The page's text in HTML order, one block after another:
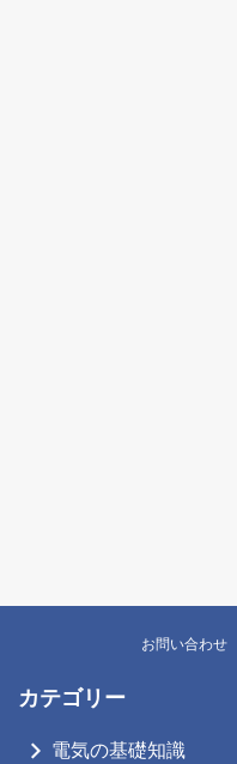
お問い合わせ
カテゴリー
電気の基礎知識